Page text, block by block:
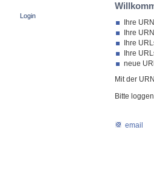
Login
Ihre
Ihre
Ihre
Ihre
neue
Mit der
Bitte
email